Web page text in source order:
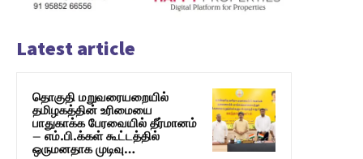
Latest article
தொகுதி மறுவரையறையில்
தமிழகத்தின் உரிமையை
பாதுகாக்க பேரவையில் தீர்மானம்
– எம்.பி.க்கள் கூட்டத்தில்
ஒருமனதாக முடிவு…